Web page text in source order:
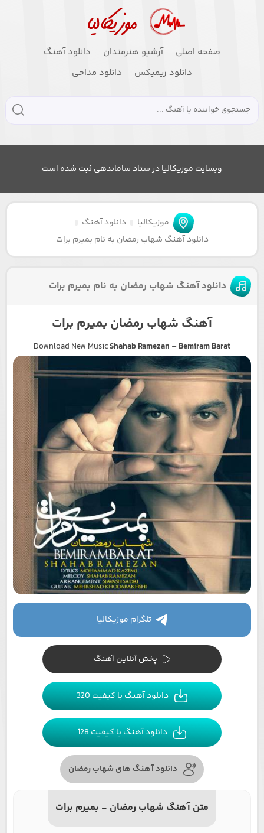
صفحه اصلی آرشیو هنرمندان
دانلود آهنگ
دانلود ریمیکس
دانلود مداحی
وبسایت موزیکالیا در ستاد ساماندهی ثبت شده است
موزیکالیا
دانلود آهنگ
دانلود آهنگ شهاب رمضان به نام بمیرم برات
دانلود آهنگ شهاب رمضان به نام بمیرم برات
آهنگ شهاب رمضان بمیرم برات
Download New MusicShahab Ramezan – Bemiram Barat
تلگرام موزیکالیا
پخش آنلاین آهنگ
دانلود آهنگ با کیفیت 320
دانلود آهنگ با کیفیت 128
دانلود آهنگ های شهاب رمضان
متن آهنگ شهاب رمضان - بمیرم برات